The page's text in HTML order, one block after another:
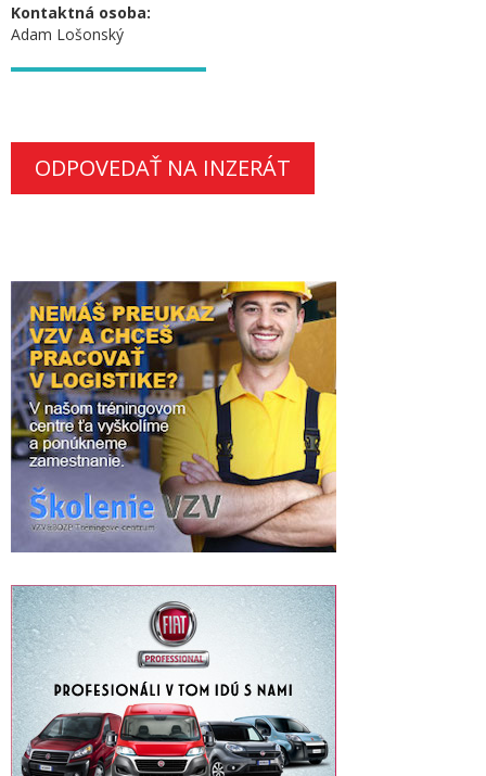
Kontaktná osoba:
Adam Lošonský
ODPOVEDAŤ NA INZERÁT